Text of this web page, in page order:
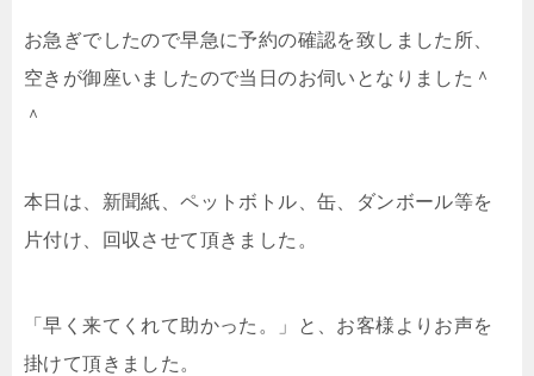
お急ぎでしたので早急に予約の確認を致しました所、
空きが御座いましたので当日のお伺いとなりました＾
＾
本日は、新聞紙、ペットボトル、缶、ダンボール等を
片付け、回収させて頂きました。
「早く来てくれて助かった。」と、お客様よりお声を
掛けて頂きました。